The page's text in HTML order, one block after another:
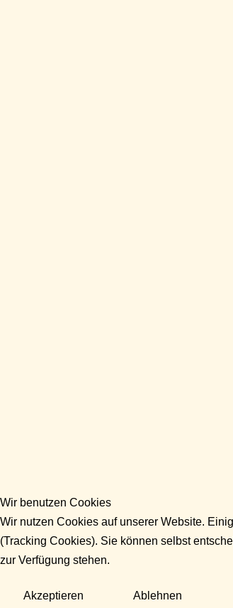
Wir benutzen Cookies
Wir nutzen Cookies auf unserer Website.
(Tracking Cookies). Sie können selbst
zur Verfügung stehen.
Akzeptieren Ablehnen